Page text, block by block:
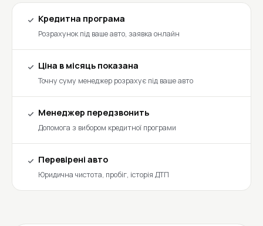
Кредитна програма
Розрахунок під ваше авто, заявка онлайн
Ціна в місяць показана
Точну суму менеджер розрахує під ваше авто
Менеджер передзвонить
Допомога з вибором кредитної програми
Перевірені авто
Юридична чистота, пробіг, історія ДТП